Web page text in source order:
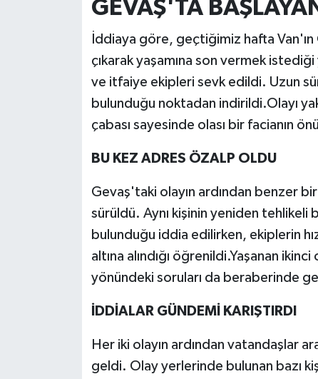
GEVAŞ'TA
İddiaya göre, geçtiğimiz hafta
çıkarak yaşamına son vermek
ve itfaiye ekipleri sevk edildi. Uzun
bulunduğu noktadan indirildi.Olayı
çabası sayesinde olası bir facianın
BU KEZ ADRES ÖZALP OLDU
Gevaş'taki olayın ardından benzer
sürüldü. Aynı kişinin yeniden tehlikeli
bulunduğu iddia edilirken, ekiplerin
altına alındığı öğrenildi.Yaşanan
yönündeki soruları da beraberinde
İDDİALAR GÜNDEMİ KARIŞTIRDI
Her iki olayın ardından vatandaşlar
geldi. Olay yerlerinde bulunan bazı